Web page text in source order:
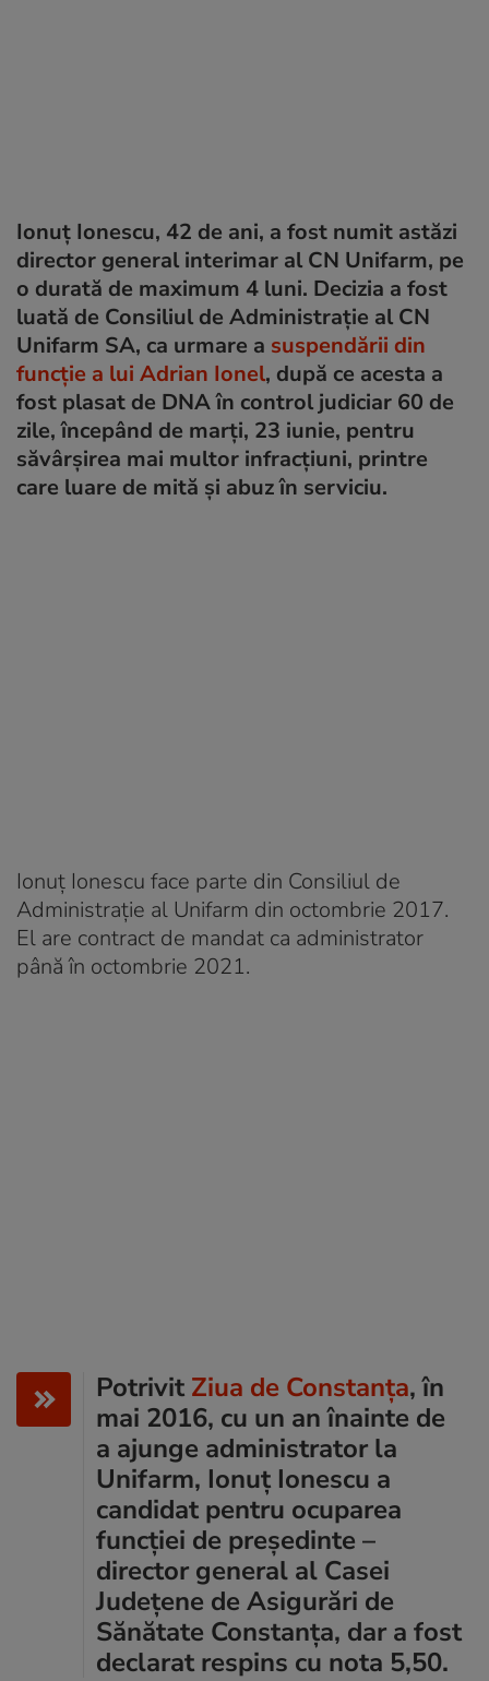
Ionuț Ionescu, 42 de ani, a fost numit astăzi
director general interimar al CN Unifarm, pe
o durată de maximum 4 luni. Decizia a fost
luată de Consiliul de Administrație al CN
Unifarm SA, ca urmare a suspendării din
funcție a lui Adrian Ionel, după ce acesta a
fost plasat de DNA în control judiciar 60 de
zile, începând de marți, 23 iunie, pentru
săvârșirea mai multor infracțiuni, printre
care luare de mită și abuz în serviciu.
Ionuț Ionescu face parte din Consiliul de
Administrație al Unifarm din octombrie 2017.
El are contract de mandat ca administrator
până în octombrie 2021.
Potrivit Ziua de Constanța, în
mai 2016, cu un an înainte de
a ajunge administrator la
Unifarm, Ionuț Ionescu a
candidat pentru ocuparea
funcției de președinte –
director general al Casei
Județene de Asigurări de
Sănătate Constanța, dar a fost
declarat respins cu nota 5,50.